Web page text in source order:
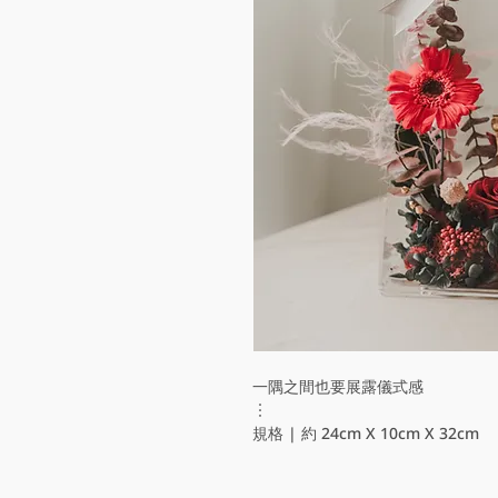
一隅之間也要展露儀式感
︙
規格 | 約 24cm X 10cm X 32cm